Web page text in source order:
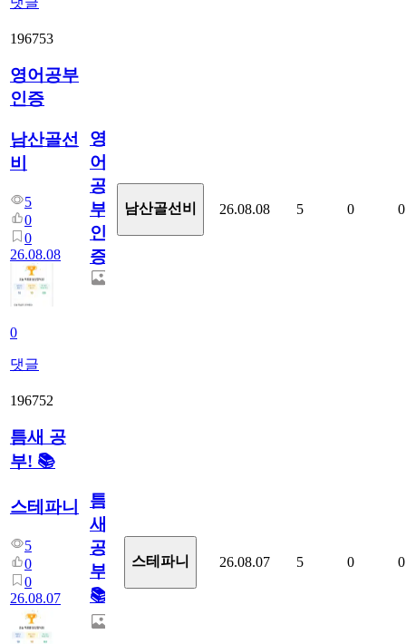
196753
영어공부
인증
남산골선
비
5
0
0
26.08.08
0
댓글
영
어
공
부
인
증
남산골선비 26.08.08 5 0 0
196752
틈새 공
부! 📚
스테파니
5
0
0
26.08.07
틈
새
공
부!
📚
스테파니 26.08.07 5 0 0